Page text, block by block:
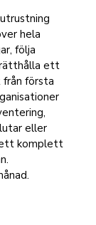
hela
följa
ett
från första
eller
ett komplett